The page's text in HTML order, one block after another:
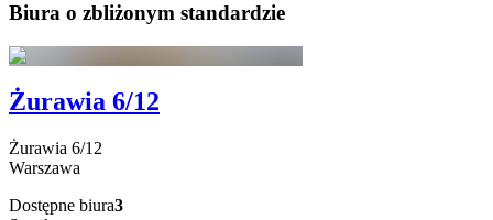
Biura o zbliżonym standardzie
Żurawia 6/12
Żurawia 6/12
Warszawa
Dostępne biura3